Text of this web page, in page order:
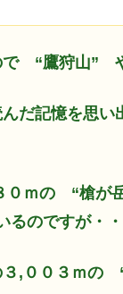
で “鷹狩山”
だ記憶を思
０ｍの “槍
のですが・・
３,００３ｍ